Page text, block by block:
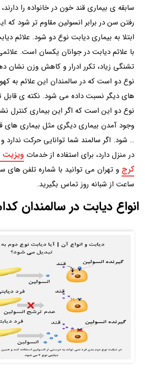
سابقه ی بیماری قند خون در خانواده را
رفتن سن در برابر انسولین مقاوم تر شود
ابتلا به بیماری دیابت نوع دو شود. علائم
با علائم دیابت در جوانان یکسان است.
تشنگی زیاد، تکرر ادرار و کاهش وزن نشان
نوع دو است که در سالمندان این علائم به
های دیگر نسبت داده می شود. نکته ی قابل
نوع دو این است که اگر این بیماری کنترل
وجود آمدن بیماری دیگری مثل بیماری های
… شود. اگر سالمند شما توانایی حرکت ندارد
در منزل دارد، برای استفاده از خدمات ویزیت
کرج و تهران می توانید با شماره تلفن های
ساعت از شبانه روز تماس بگیرید.
انواع دیابت در سالمندان